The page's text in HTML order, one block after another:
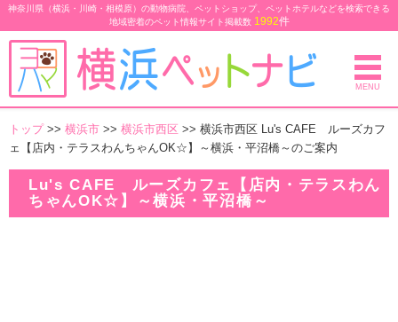
神奈川県（横浜・川崎・相模原）の動物病院、ペットショップ、ペットホテルなどを検索できる
地域密着のペット情報サイト掲載数 1992件
MENU
トップ >> 横浜市 >> 横浜市西区 >> 横浜市西区 Lu's CAFE ルーズカフ
ェ【店内・テラスわんちゃんOK☆】～横浜・平沼橋～のご案内
Lu's CAFE ルーズカフェ【店内・テラスわん
ちゃんOK☆】～横浜・平沼橋～